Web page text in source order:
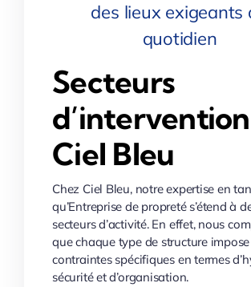
des lieux exigeants
quotidien
Secteurs
Ciel Bleu
Chez Ciel Bleu, notre expertise en
qu’Entreprise de propreté s’étend à
secteurs d’activité. En effet, nous
que chaque type de structure
contraintes spécifiques en termes
sécurité et d’organisation.